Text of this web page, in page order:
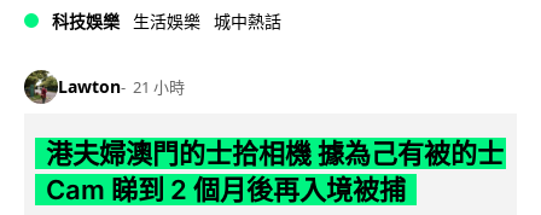
科技娛樂 生活娛樂 城中熱話
Lawton 21 小時
港夫婦澳門的士拾相機 據為己有被的士
Cam 睇到 2 個月後再入境被捕